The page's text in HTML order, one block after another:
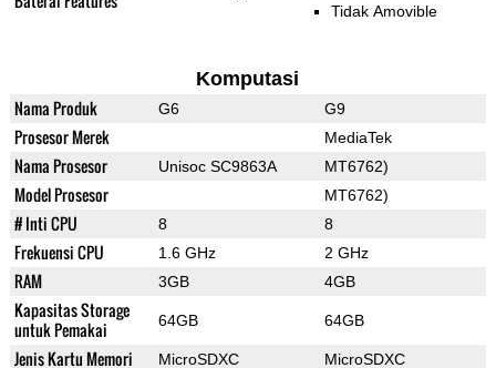
Tidak Amovible
Komputasi
Nama Produk G6 G9
Prosesor Merek MediaTek
Nama Prosesor Unisoc SC9863A MT6762)
Model Prosesor MT6762)
# Inti CPU 8 8
Frekuensi CPU 1.6 GHz 2 GHz
RAM 3GB 4GB
Kapasitas Storage
untuk Pemakai
64GB 64GB
Jenis Kartu Memori MicroSDXC MicroSDXC